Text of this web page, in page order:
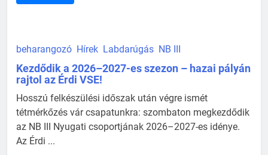
beharangozó Hírek Labdarúgás NB III
Kezdődik a 2026–2027-es szezon – hazai pályán
rajtol az Érdi VSE!
Hosszú felkészülési időszak után végre ismét
tétmérkőzés vár csapatunkra: szombaton megkezdődik
az NB III Nyugati csoportjának 2026–2027-es idénye.
Az Érdi ...